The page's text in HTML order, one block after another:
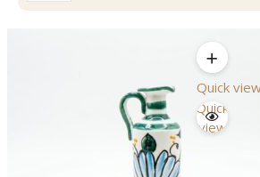
Quick
Quick
view